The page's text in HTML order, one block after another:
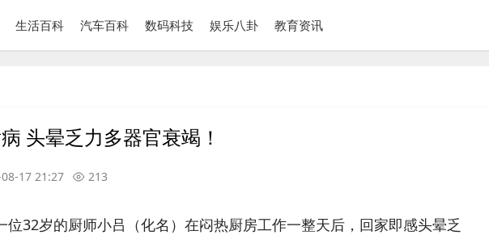
生活百科 汽车百科 数码科技 娱乐八卦 教育资讯
头晕乏力多器官衰竭！
17 21:27 213
32岁的厨师小吕（化名）在闷热厨房工作一整天后，回家即感头晕乏